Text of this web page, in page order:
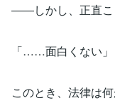
――しかし、正直こ
「……面白くない」
このとき、法律は